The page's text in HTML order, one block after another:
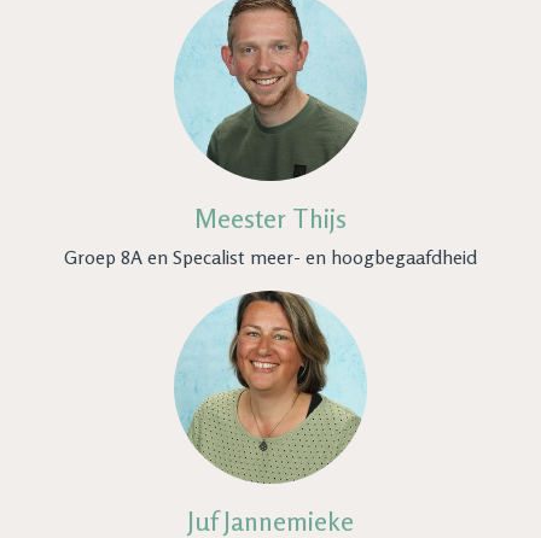
Meester Thijs
Groep 8A en Specalist meer- en hoogbegaafdheid
Juf Jannemieke